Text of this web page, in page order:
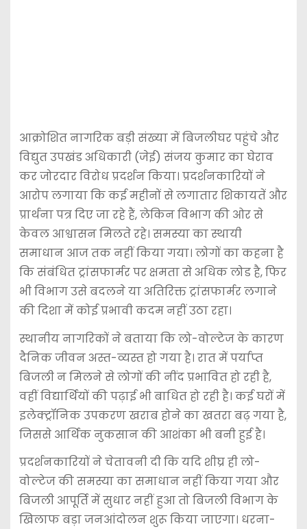
आक्रोशित नागरिक बड़ी संख्या में बिजलीघर पहुंचे और
विद्युत उपखंड अधिकारी (जेई) संजय कुमार का घेराव
कर जोरदार विरोध प्रदर्शन किया। प्रदर्शनकारियों ने
आरोप लगाया कि कई महीनों से लगातार शिकायतें और
प्रार्थना पत्र दिए जा रहे हैं, लेकिन विभाग की ओर से
केवल आश्वासन मिलते रहे। समस्या का स्थायी
समाधान आज तक नहीं किया गया। लोगों का कहना है
कि संबंधित ट्रांसफार्मर पर क्षमता से अधिक लोड है, फिर
भी विभाग उसे बदलने या अतिरिक्त ट्रांसफार्मर लगाने
की दिशा में कोई प्रभावी कदम नहीं उठा रहा।
स्थानीय नागरिकों ने बताया कि लो-वोल्टेज के कारण
दैनिक जीवन अस्त-व्यस्त हो गया है। रात में पर्याप्त
बिजली न मिलने से लोगों की नींद प्रभावित हो रही है,
वहीं विद्यार्थियों की पढ़ाई भी बाधित हो रही है। कई घरों में
इलेक्ट्रॉनिक उपकरण खराब होने का खतरा बढ़ गया है,
जिससे आर्थिक नुकसान की आशंका भी बनी हुई है।
प्रदर्शनकारियों ने चेतावनी दी कि यदि शीघ्र ही लो-
वोल्टेज की समस्या का समाधान नहीं किया गया और
बिजली आपूर्ति में सुधार नहीं हुआ तो बिजली विभाग के
खिलाफ बड़ा जनआंदोलन शुरू किया जाएगा। धरना-